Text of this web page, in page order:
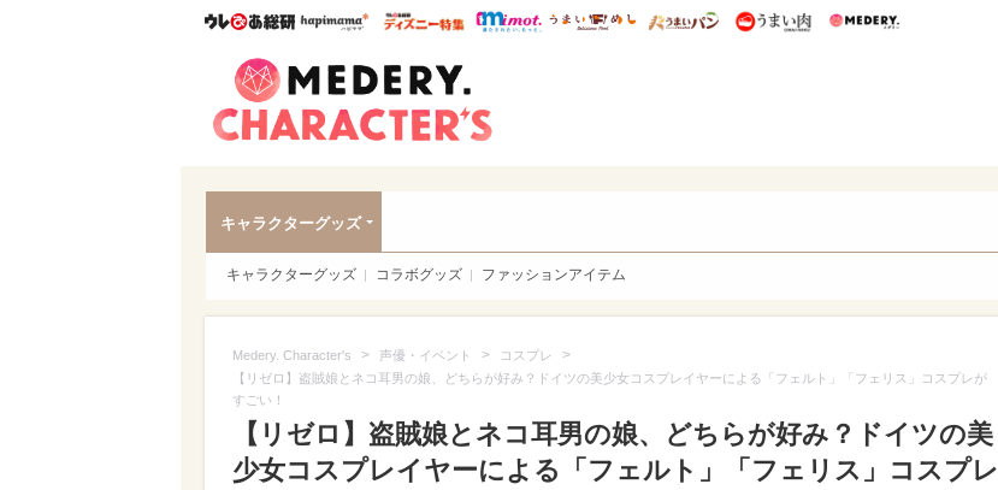
ウレぴあ総研ハピママ* ウレぴあ総研 ディズニー特集
mimot. うまいめし うまいパン うまい肉
キャラクターグッズ
キャラクターグッズ コラボグッズ ファッションアイテム
Medery. Character's > 声優・イベント > コスプレ >
【リゼロ】盗賊娘とネコ耳男の娘、どちらが好み？ドイツの美少女コスプレイヤーによる「フェルト」「フェリス」コスプレが
すごい！
【リゼロ】盗賊娘とネコ耳男の娘、どちらが好み？ドイツの美
少女コスプレイヤーによる「フェルト」「フェリス」コスプレ